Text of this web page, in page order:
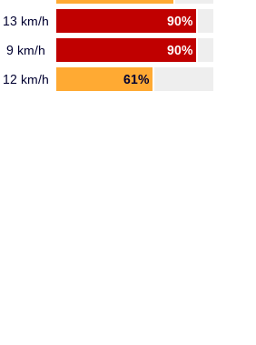
13 km/h
90%
9 km/h
90%
12 km/h 61%